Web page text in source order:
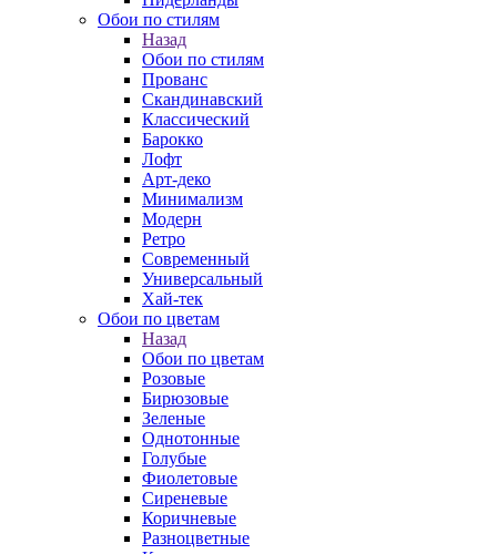
Обои по стилям
Назад
Обои по стилям
Прованс
Скандинавский
Классический
Барокко
Лофт
Арт-деко
Минимализм
Модерн
Ретро
Современный
Универсальный
Хай-тек
Обои по цветам
Назад
Обои по цветам
Розовые
Бирюзовые
Зеленые
Однотонные
Голубые
Фиолетовые
Сиреневые
Коричневые
Разноцветные